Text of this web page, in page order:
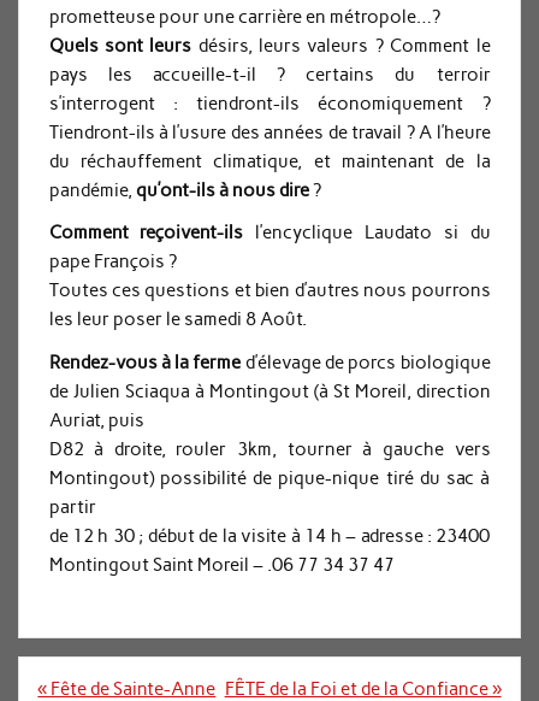
prometteuse pour une carrière en métropole…?
Quels sont leurs désirs, leurs valeurs ? Comment le
pays les accueille-t-il ? certains du terroir
s’interrogent : tiendront-ils économiquement ?
Tiendront-ils à l’usure des années de travail ? A l’heure
du réchauffement climatique, et maintenant de la
pandémie, qu’ont-ils à nous dire?
Comment reçoivent-ils l’encyclique Laudato si du
pape François ?
Toutes ces questions et bien d’autres nous pourrons
les leur poser le samedi 8 Août.
Rendez-vous à la ferme d’élevage de porcs biologique
de Julien Sciaqua à Montingout (à St Moreil, direction
Auriat, puis
D82 à droite, rouler 3km, tourner à gauche vers
Montingout) possibilité de pique-nique tiré du sac à
partir
de 12 h 30 ; début de la visite à 14 h – adresse : 23400
Montingout Saint Moreil – .06 77 34 37 47
Navigation
« Fête de Sainte-Anne FÊTE de la Foi et de la Confiance »